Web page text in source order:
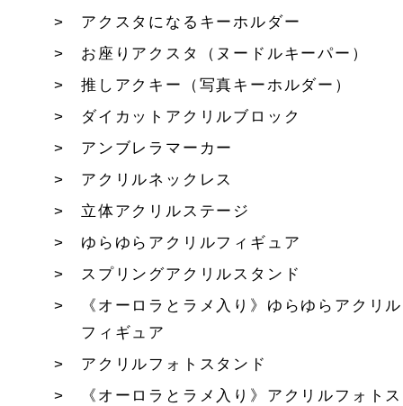
アクスタになるキーホルダー
お座りアクスタ（ヌードルキーパー）
推しアクキー（写真キーホルダー）
ダイカットアクリルブロック
アンブレラマーカー
アクリルネックレス
立体アクリルステージ
ゆらゆらアクリルフィギュア
スプリングアクリルスタンド
《オーロラとラメ入り》ゆらゆらアクリル
フィギュア
アクリルフォトスタンド
《オーロラとラメ入り》アクリルフォトス